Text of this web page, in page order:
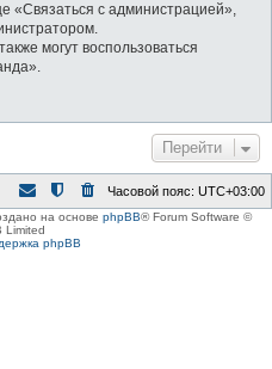
«Связаться с администрацией»,
могут воспользоваться
Перейти
Часовой пояс: UTC+03:00
на основе phpBB® Forum Software ©
Limited
phpBB